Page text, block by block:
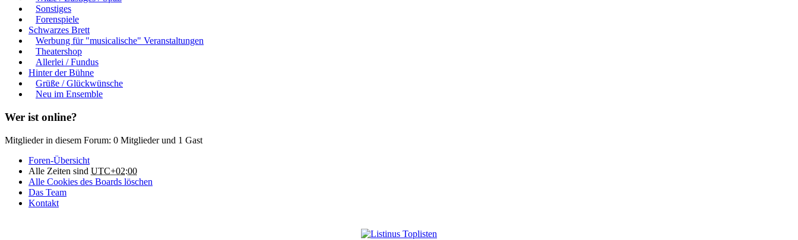
Sonstiges
Forenspiele
Schwarzes Brett
Werbung für "musicalische" Veranstaltungen
Theatershop
Allerlei / Fundus
Hinter der Bühne
Grüße / Glückwünsche
Neu im Ensemble
Wer ist online?
Mitglieder in diesem Forum: 0 Mitglieder und 1 Gast
Foren-Übersicht
Alle Zeiten sind UTC+02:00
Alle Cookies des Boards löschen
Das Team
Kontakt